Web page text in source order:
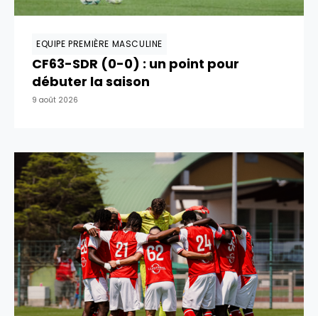
EQUIPE PREMIÈRE MASCULINE
CF63-SDR (0-0) : un point pour
débuter la saison
9 août 2026